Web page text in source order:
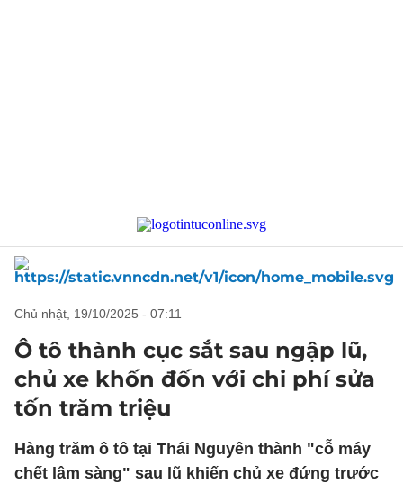
chủ nhật, 19/10/2025 - 07:11
Ô tô thành cục sắt sau ngập lũ,
chủ xe khốn đốn với chi phí sửa
tốn trăm triệu
Hàng trăm ô tô tại Thái Nguyên thành "cỗ máy
chết lâm sàng" sau lũ khiến chủ xe đứng trước